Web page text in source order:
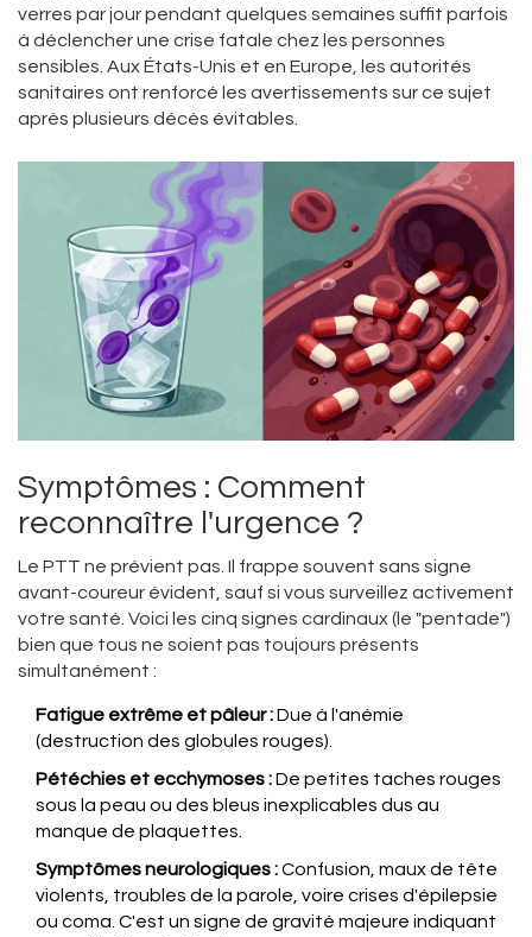
verres par jour pendant quelques semaines suffit parfois
à déclencher une crise fatale chez les personnes
sensibles. Aux États-Unis et en Europe, les autorités
sanitaires ont renforcé les avertissements sur ce sujet
après plusieurs décès évitables.
Symptômes : Comment
reconnaître l'urgence ?
Le PTT ne prévient pas. Il frappe souvent sans signe
avant-coureur évident, sauf si vous surveillez activement
votre santé. Voici les cinq signes cardinaux (le "pentade")
bien que tous ne soient pas toujours présents
simultanément :
Fatigue extrême et pâleur :Due à l'anémie
(destruction des globules rouges).
Pétéchies et ecchymoses :De petites taches rouges
sous la peau ou des bleus inexplicables dus au
manque de plaquettes.
Symptômes neurologiques :Confusion, maux de tête
violents, troubles de la parole, voire crises d'épilepsie
ou coma. C'est un signe de gravité majeure indiquant